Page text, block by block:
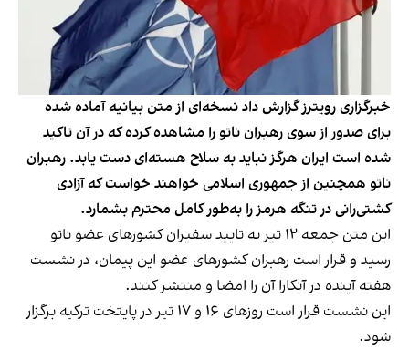
خبرگزاری رویترز گزارش داد نسخه‌ای از متن بیانیه آماده شده
برای صدور از سوی رهبران ناتو را مشاهده کرده که در آن تاکید
شده است ایران هرگز نباید به سلاح هسته‌ای دست یابد. رهبران
ناتو همچنین از جمهوری اسلامی خواهند خواست که آزادی
کشتی‌رانی در تنگه هرمز را به‌طور کامل محترم بشمارد.
این متن جمعه ۱۲ تیر به تایید سفیران کشورهای عضو ناتو
رسید و قرار است رهبران کشورهای عضو این پیمان، در نشست
هفته آینده در آنکارا آن را امضا و منتشر کنند.
این نشست قرار است روزهای ۱۶ و ۱۷ تیر در پایتخت ترکیه برگزار
شود.